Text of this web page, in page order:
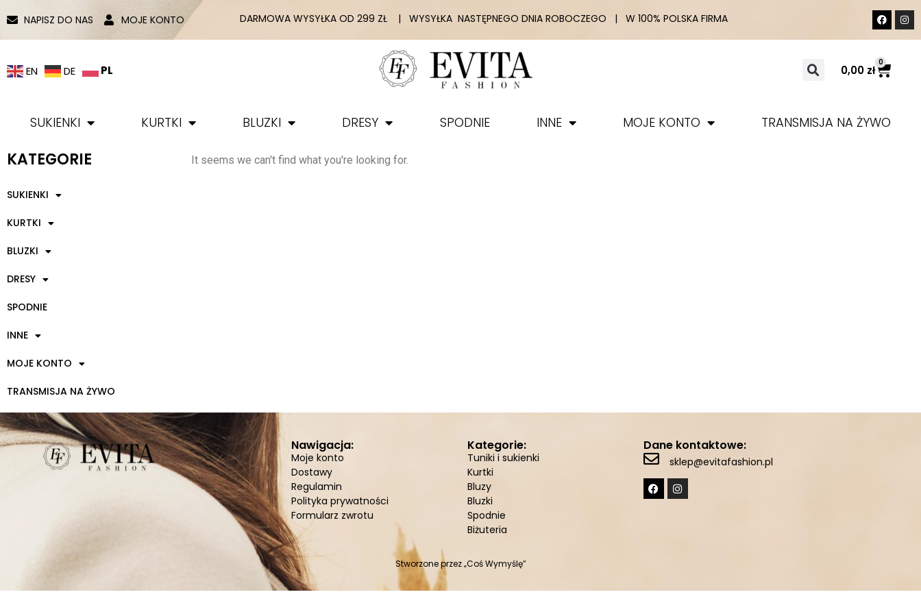
NAPISZ DO NAS MOJE KONTO DARMOWA WYSYŁKA OD 299 ZŁ | WYSYŁKA NASTĘPNEGO DNIA ROBOCZEGO | W 100% POLSKA FIRMA
EN DE PL 0,00 zł
0
SUKIENKI KURTKI BLUZKI DRESY SPODNIE INNE MOJE KONTO TRANSMISJA NA ŻYWO
KATEGORIE
SUKIENKI
KURTKI
BLUZKI
DRESY
SPODNIE
INNE
MOJE KONTO
TRANSMISJA NA ŻYWO
It seems we can't find what you're looking for.
Nawigacja:
Moje konto
Dostawy
Regulamin
Polityka prywatności
Formularz zwrotu
Kategorie:
Tuniki i sukienki
Kurtki
Bluzy
Bluzki
Spodnie
Biżuteria
Dane kontaktowe:
sklep@evitafashion.pl
Stworzone przez„Coś Wymyślę”